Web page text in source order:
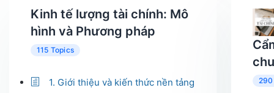
Kinh tế lượng tài chính: Mô
hình và Phương pháp
115 Topics
1. Giới thiệu và kiến thức nền tảng
290